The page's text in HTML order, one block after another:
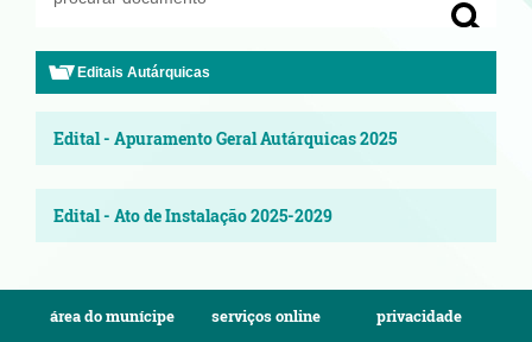
Editais Autárquicas
Edital - Apuramento Geral Autárquicas 2025
Edital - Ato de Instalação 2025-2029
área do munícipe serviços online privacidade